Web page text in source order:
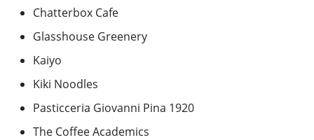
Chatterbox Cafe
Glasshouse Greenery
Kaiyo
Kiki Noodles
Pasticceria Giovanni Pina 1920
The Coffee Academics